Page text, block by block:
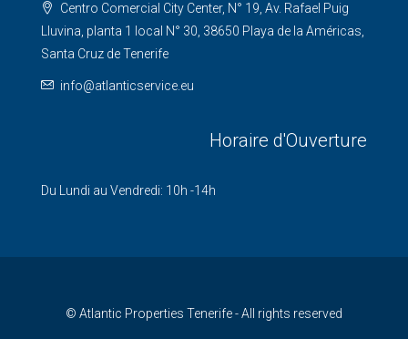
Centro Comercial City Center, N° 19, Av. Rafael Puig
Lluvina, planta 1 local N° 30, 38650 Playa de la Américas,
Santa Cruz de Tenerife
info@atlanticservice.eu
Horaire d'Ouverture
Du Lundi au Vendredi: 10h -14h
© Atlantic Properties Tenerife - All rights reserved